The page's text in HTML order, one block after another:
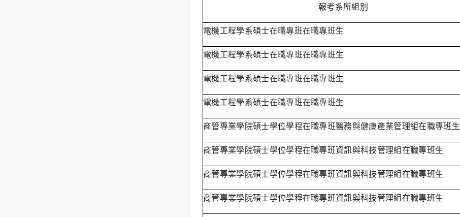
報考系所組別
電機工程學系碩士在職專班在職專班生
電機工程學系碩士在職專班在職專班生
電機工程學系碩士在職專班在職專班生
電機工程學系碩士在職專班在職專班生
商管專業學院碩士學位學程在職專班醫務與健康產業管理組在職專班生
商管專業學院碩士學位學程在職專班資訊與科技管理組在職專班生
商管專業學院碩士學位學程在職專班資訊與科技管理組在職專班生
商管專業學院碩士學位學程在職專班資訊與科技管理組在職專班生